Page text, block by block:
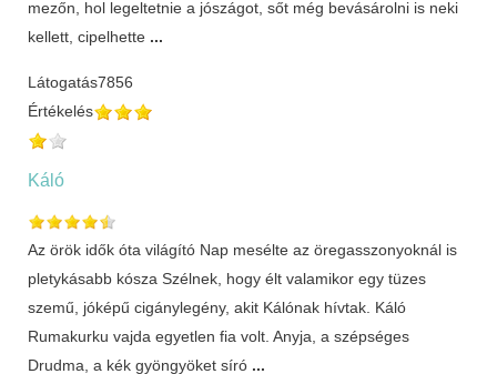
mezőn, hol legeltetnie a jószágot, sőt még bevásárolni is neki
kellett, cipelhette ...
Látogatás7856
Értékelés
Káló
Az örök idők óta világító Nap mesélte az öregasszonyoknál is
pletykásabb kósza Szélnek, hogy élt valamikor egy tüzes
szemű, jóképű cigánylegény, akit Kálónak hívtak. Káló
Rumakurku vajda egyetlen fia volt. Anyja, a szépséges
Drudma, a kék gyöngyöket síró ...